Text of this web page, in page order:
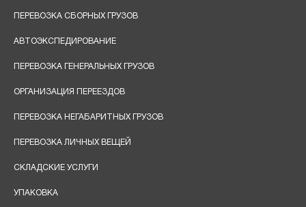
ПЕРЕВОЗКА СБОРНЫХ ГРУЗОВ
АВТОЭКСПЕДИРОВАНИЕ
ПЕРЕВОЗКА ГЕНЕРАЛЬНЫХ ГРУЗОВ
ОРГАНИЗАЦИЯ ПЕРЕЕЗДОВ
ПЕРЕВОЗКА НЕГАБАРИТНЫХ ГРУЗОВ
ПЕРЕВОЗКА ЛИЧНЫХ ВЕЩЕЙ
СКЛАДСКИЕ УСЛУГИ
УПАКОВКА